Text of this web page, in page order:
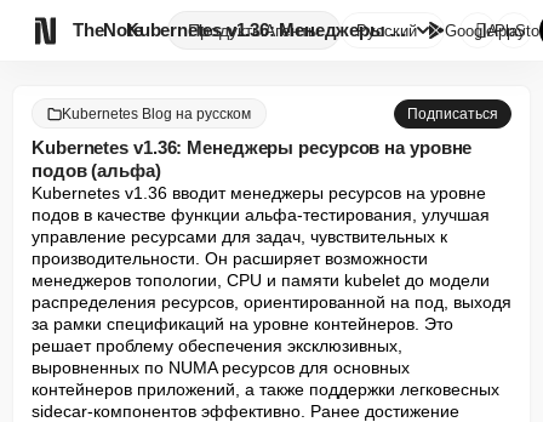
TheNote ПродуктыАгенты Kubernetes v1.36: Менеджеры ре...
Русский GooglePlay

Kubernetes Blog на русском Подписаться
Kubernetes v1.36: Менеджеры ресурсов на уровне
подов (альфа)
Kubernetes v1.36 вводит менеджеры ресурсов на уровне
подов в качестве функции альфа-тестирования, улучшая
управление ресурсами для задач, чувствительных к
производительности. Он расширяет возможности
менеджеров топологии, CPU и памяти kubelet до модели
распределения ресурсов, ориентированной на под, выходя
за рамки спецификаций на уровне контейнеров. Это
решает проблему обеспечения эксклюзивных,
выровненных по NUMA ресурсов для основных
контейнеров приложений, а также поддержки легковесных
sidecar-компонентов эффективно. Ранее достижение